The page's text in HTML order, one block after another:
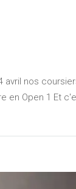
nos
en Open 1 Et